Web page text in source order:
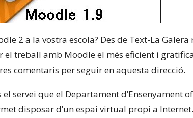
2 a la vostra escola? Des de Text-La Galera
treball amb Moodle el més eficient i
comentaris per seguir en aquesta direcció.
el servei que el Departament d’Ensenyament
disposar d’un espai virtual propi a